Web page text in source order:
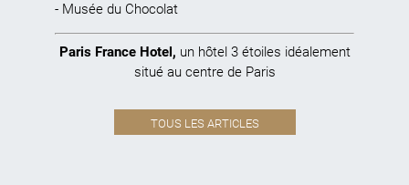
- Musée du Chocolat
Paris France Hotel, un hôtel 3 étoiles idéalement
situé au centre de Paris
TOUS LES ARTICLES